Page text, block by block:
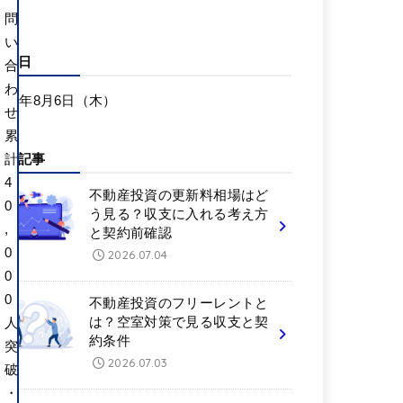
新日
年8月6日（木）
着記事
不動産投資の更新料相場はど
う見る？収支に入れる考え方
と契約前確認
2026.07.04
不動産投資のフリーレントと
は？空室対策で見る収支と契
約条件
2026.07.03
問
い
合
わ
せ
累
計
4
0
,
0
0
0
人
突
破
・